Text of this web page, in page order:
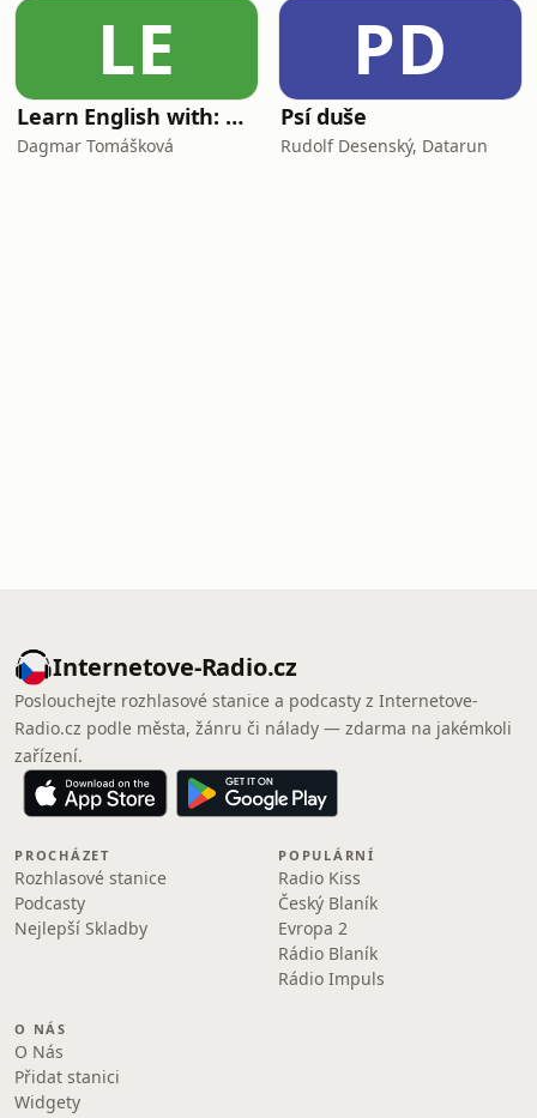
LE
Learn English with: My Life and Other Funny Stories
Dagmar Tomášková
PD
Psí duše
Rudolf Desenský, Datarun
Internetove-Radio.cz
Poslouchejte rozhlasové stanice a podcasty z Internetove-
Radio.cz podle města, žánru či nálady — zdarma na jakémkoli
zařízení.
PROCHÁZET
Rozhlasové stanice
Podcasty
Nejlepší Skladby
POPULÁRNÍ
Radio Kiss
Český Blaník
Evropa 2
Rádio Blaník
Rádio Impuls
O NÁS
O Nás
Přidat stanici
Widgety